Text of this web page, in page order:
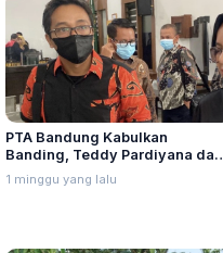
PTA Bandung Kabulkan
Banding, Teddy Pardiyana dan
Bintang Ditetapkan Ahli Waris
Lina Jubaedah
1 minggu yang lalu